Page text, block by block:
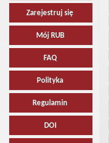
Zarejestruj się
Mój RUB
FAQ
Polityka
Regulamin
DOI